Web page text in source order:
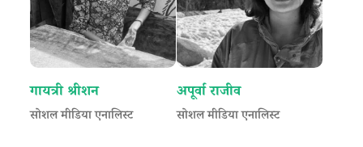
गायत्री श्रीशन
सोशल मीडिया एनालिस्ट
अपूर्वा राजीव
सोशल मीडिया एनालिस्ट